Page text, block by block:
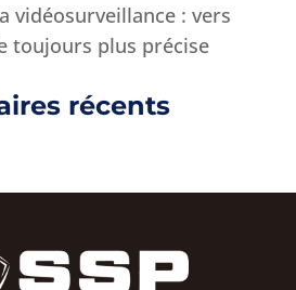
vidéosurveillance : vers
toujours plus précise
récents